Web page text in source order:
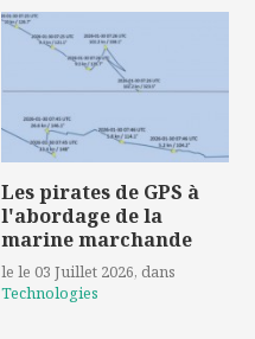
Les pirates de GPS à
l'abordage de la
marine marchande
le le 03 Juillet 2026, dans
Technologies